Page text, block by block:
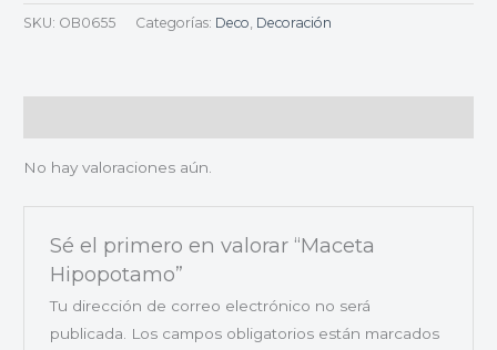
SKU: OB0655 Categorías: Deco, Decoración
No hay valoraciones aún.
Sé el primero en valorar “Maceta
Hipopotamo”
Tu dirección de correo electrónico no será
publicada.
Los campos obligatorios están marcados